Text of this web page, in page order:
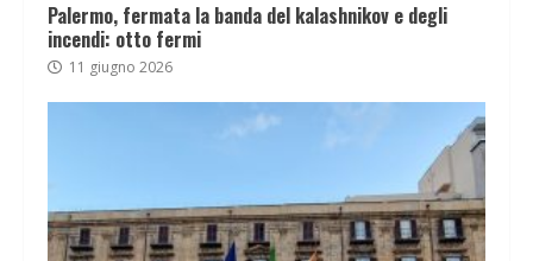
Palermo, fermata la banda del kalashnikov e degli
incendi: otto fermi
11 giugno 2026